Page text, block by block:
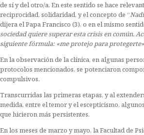
de sí y del otro/a. En este sentido se hace
reciprocidad, solidaridad, y el concepto de “
dijera el Papa Francisco (3), o en el mismo
sociedad quiere superar esta crisis en común.
siguiente fórmula: «me protejo para protegerte»
En la observación de la clínica, en algunas
protocolos mencionados, se potenciaron
compulsivos.
Transcurridas las primeras etapas, y al
medida, entre el temor y el escepticismo,
que hicieron más persistentes.
En los meses de marzo y mayo, la Facultad de